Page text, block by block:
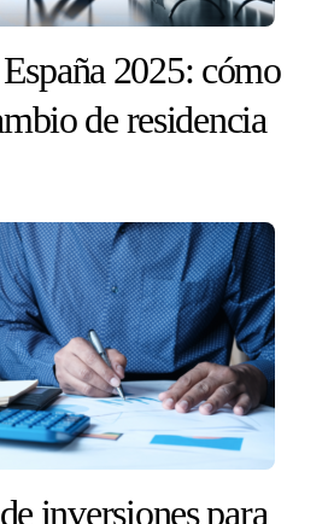
2025: cómo
de residencia
inversiones para